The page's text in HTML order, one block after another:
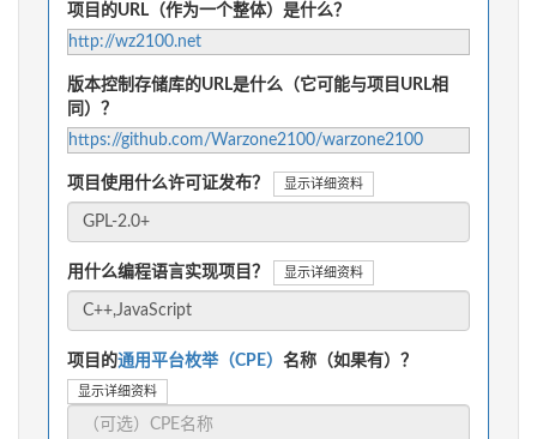
项目的URL（作为一个整体）是什么？
http://wz2100.net
版本控制存储库的URL是什么（它可能与项目URL相
同）？
https://github.com/Warzone2100/warzone2100
项目使用什么许可证发布？ 显示详细资料
用什么编程语言实现项目？ 显示详细资料
项目的通用平台枚举（CPE） 名称（如果有）？
显示详细资料